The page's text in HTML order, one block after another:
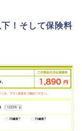
！そして保険料